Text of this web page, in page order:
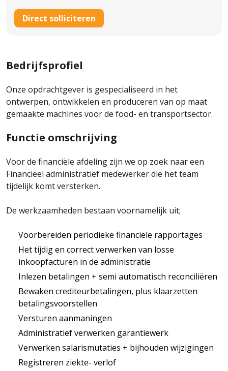
Direct solliciteren
Bedrijfsprofiel
Onze opdrachtgever is gespecialiseerd in het
ontwerpen, ontwikkelen en produceren van op maat
gemaakte machines voor de food- en transportsector.
Functie omschrijving
Voor de financiële afdeling zijn we op zoek naar een
Financieel administratief medewerker die het team
tijdelijk komt versterken.
De werkzaamheden bestaan voornamelijk uit;
Voorbereiden periodieke financiële rapportages
Het tijdig en correct verwerken van losse
inkoopfacturen in de administratie
Inlezen betalingen + semi automatisch reconciliëren
Bewaken crediteurbetalingen, plus klaarzetten
betalingsvoorstellen
Versturen aanmaningen
Administratief verwerken garantiewerk
Verwerken salarismutaties + bijhouden wijzigingen
Registreren ziekte- verlof